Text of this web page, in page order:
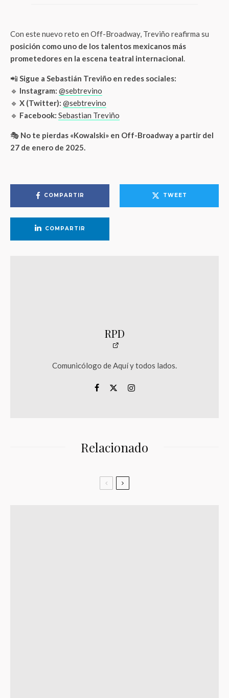
Con este nuevo reto en Off-Broadway, Treviño reafirma su
posición como uno de los talentos mexicanos más
prometedores en la escena teatral internacional
📲 Sigue a Sebastián Treviño en redes sociales:
🔹 Instagram: @sebtrevino
🔹 X (Twitter): @sebtrevino
🔹 Facebook: Sebastian Treviño
🎭 No te pierdas «Kowalski» en Off-Broadway a partir del
27 de enero de 2025.
COMPARTIR TWEET
COMPARTIR
RPD
Comunicólogo de Aquí y todos lados.
Relacionado